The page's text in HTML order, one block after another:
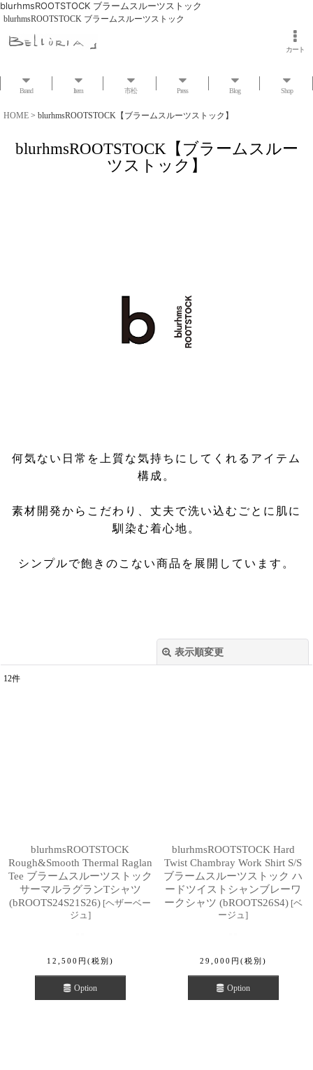
blurhmsROOTSTOCK ブラームスルーツストック
blurhmsROOTSTOCK ブラームスルーツストック
カート
Brand Item 市松 Press Blog Shop
HOME > blurhmsROOTSTOCK【ブラームスルーツストック】
blurhmsROOTSTOCK【ブラームスルー
ツストック】
何気ない日常を上質な気持ちにしてくれるアイテム
構成。
素材開発からこだわり、丈夫で洗い込むごとに肌に
馴染む着心地。
シンプルで飽きのこない商品を展開しています。
表示順変更
12件
blurhmsROOTSTOCK
Rough&Smooth Thermal Raglan
Tee ブラームスルーツストック
サーマルラグランTシャツ
(bROOTS24S21S26) [ヘザーベー
ジュ]
12,500 円 (税別)
Option
blurhmsROOTSTOCK Hard
Twist Chambray Work Shirt S/S
ブラームスルーツストック ハ
ードツイストシャンブレーワ
ークシャツ (bROOTS26S4) [ベ
ージュ]
29,000 円 (税別)
Option